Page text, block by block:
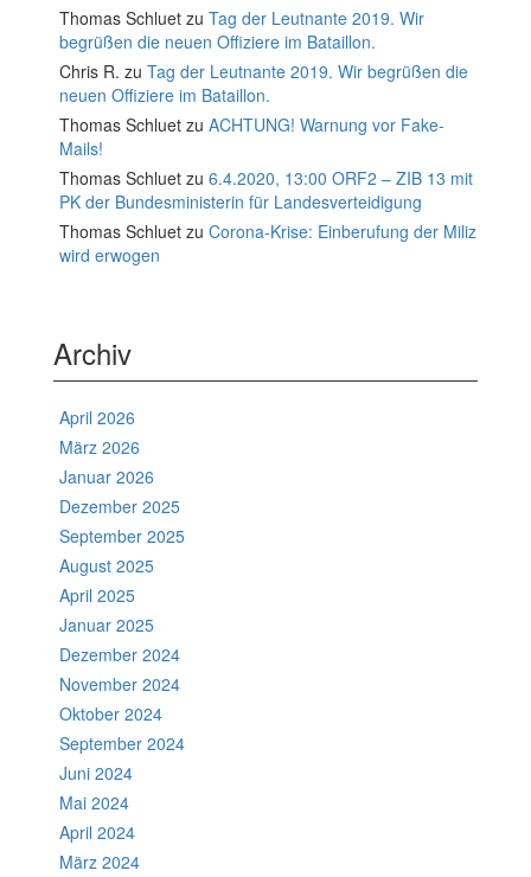
Thomas Schluet zu Tag der Leutnante 2019. Wir
begrüßen die neuen Offiziere im Bataillon.
Chris R. zu Tag der Leutnante 2019. Wir begrüßen die
neuen Offiziere im Bataillon.
Thomas Schluet zu ACHTUNG! Warnung vor Fake-
Mails!
Thomas Schluet zu 6.4.2020, 13:00 ORF2 – ZIB 13 mit
PK der Bundesministerin für Landesverteidigung
Thomas Schluet zu Corona-Krise: Einberufung der Miliz
wird erwogen
Archiv
April 2026
März 2026
Januar 2026
Dezember 2025
September 2025
August 2025
April 2025
Januar 2025
Dezember 2024
November 2024
Oktober 2024
September 2024
Juni 2024
Mai 2024
April 2024
März 2024